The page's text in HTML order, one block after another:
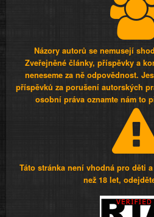
Názory autorů se nemusejí
Zveřejněné články, příspěvky a
neneseme za ně odpovědnost.
příspěvků za porušení autorských
osobní práva oznamte nám to
Táto stránka není vhodná pro děti
než 18 let,